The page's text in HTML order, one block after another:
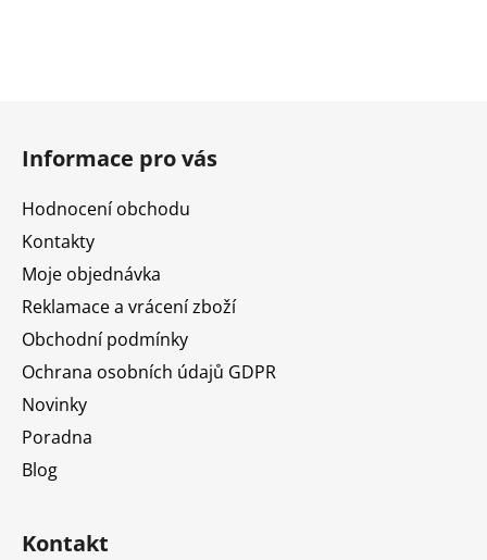
Informace pro vás
Hodnocení obchodu
Kontakty
Moje objednávka
Reklamace a vrácení zboží
Obchodní podmínky
Ochrana osobních údajů GDPR
Novinky
Poradna
Blog
Kontakt